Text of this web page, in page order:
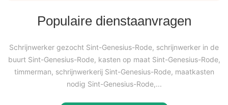
Populaire dienstaanvragen
Schrijnwerker gezocht Sint-Genesius-Rode, schrijnwerker in de
buurt Sint-Genesius-Rode, kasten op maat Sint-Genesius-Rode,
timmerman, schrijnwerkerij Sint-Genesius-Rode, maatkasten
nodig Sint-Genesius-Rode,...